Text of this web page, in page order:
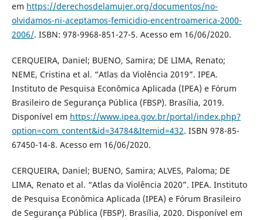
em https://derechosdelamujer.org/documentos/no-
olvidamos-ni-aceptamos-femicidio-encentroamerica-2000-
2006/. ISBN: 978-9968-851-27-5. Acesso em 16/06/2020.
CERQUEIRA, Daniel; BUENO, Samira; DE LIMA, Renato;
NEME, Cristina et al. “Atlas da Violência 2019”. IPEA.
Instituto de Pesquisa Econômica Aplicada (IPEA) e Fórum
Brasileiro de Segurança Pública (FBSP). Brasília, 2019.
Disponível em https://www.ipea.gov.br/portal/index.php?
option=com_content&id=34784&Itemid=432. ISBN 978-85-
67450-14-8. Acesso em 16/06/2020.
CERQUEIRA, Daniel; BUENO, Samira; ALVES, Paloma; DE
LIMA, Renato et al. “Atlas da Violência 2020”. IPEA. Instituto
de Pesquisa Econômica Aplicada (IPEA) e Fórum Brasileiro
de Segurança Pública (FBSP). Brasília, 2020. Disponível em